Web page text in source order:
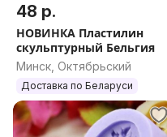
48 р.
НОВИНКА Пластилин
скульптурный Бельгия
Минск, Октябрьский
Доставка по Беларуси